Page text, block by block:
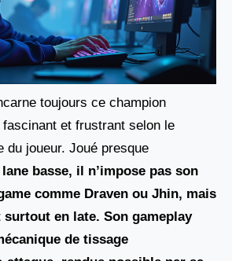
toujours ce champion
et frustrant selon le
du joueur. Joué presque
lane basse, il n’impose pas son
comme Draven ou Jhin, mais
surtout en late. Son gameplay
de tissage